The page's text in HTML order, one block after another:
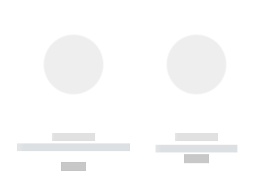
------------
----------- ----------- --------
------------
----------- -----------